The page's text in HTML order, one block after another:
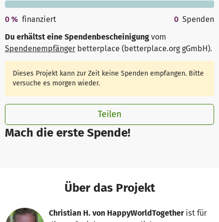
Mach die erste Spende!
0 % finanziert 0 Spenden
Du erhältst eine Spendenbescheinigung vom
Spendenempfänger betterplace (betterplace.org gGmbH).
Dieses Projekt kann zur Zeit keine Spenden empfangen. Bitte
versuche es morgen wieder.
Teilen
Über das Projekt
Christian H. von HappyWorldTogetherist für